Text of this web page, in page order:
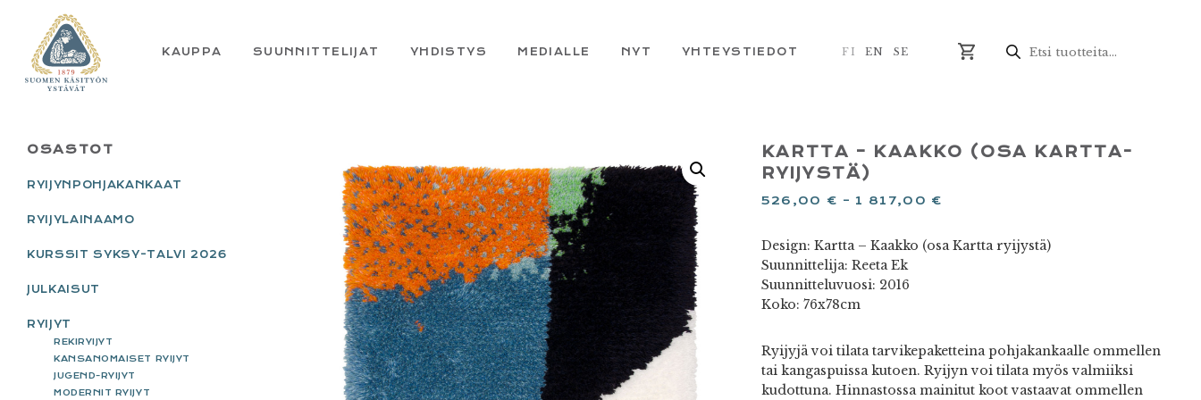
primary
navigation
content
primary
sidebar
footer
search
KAUPPA SUUNNITTELIJAT YHDISTYS MEDIALLE NYT YHTEYSTIEDOT FI EN SE
KARTTA – KAAKKO (OSA KARTTA-
RYIJYSTÄ)
526,00 € – 1 817,00 €
Design: Kartta – Kaakko (osa Kartta ryijystä)
Suunnittelija: Reeta Ek
Suunnitteluvuosi: 2016
Koko: 76x78cm
Ryijyjä voi tilata tarvikepaketteina pohjakankaalle ommellen
tai kangaspuissa kutoen. Ryijyn voi tilata myös valmiiksi
kudottuna. Hinnastossa mainitut koot vastaavat ommellen
PRIMARY
SIDEBAR
OSASTOT
RYIJYNPOHJAKANKAAT
RYIJYLAINAAMO
KURSSIT SYKSY-TALVI 2026
JULKAISUT
RYIJYT
REKIRYIJYT
KANSANOMAISET RYIJYT
JUGEND-RYIJYT
MODERNIT RYIJYT